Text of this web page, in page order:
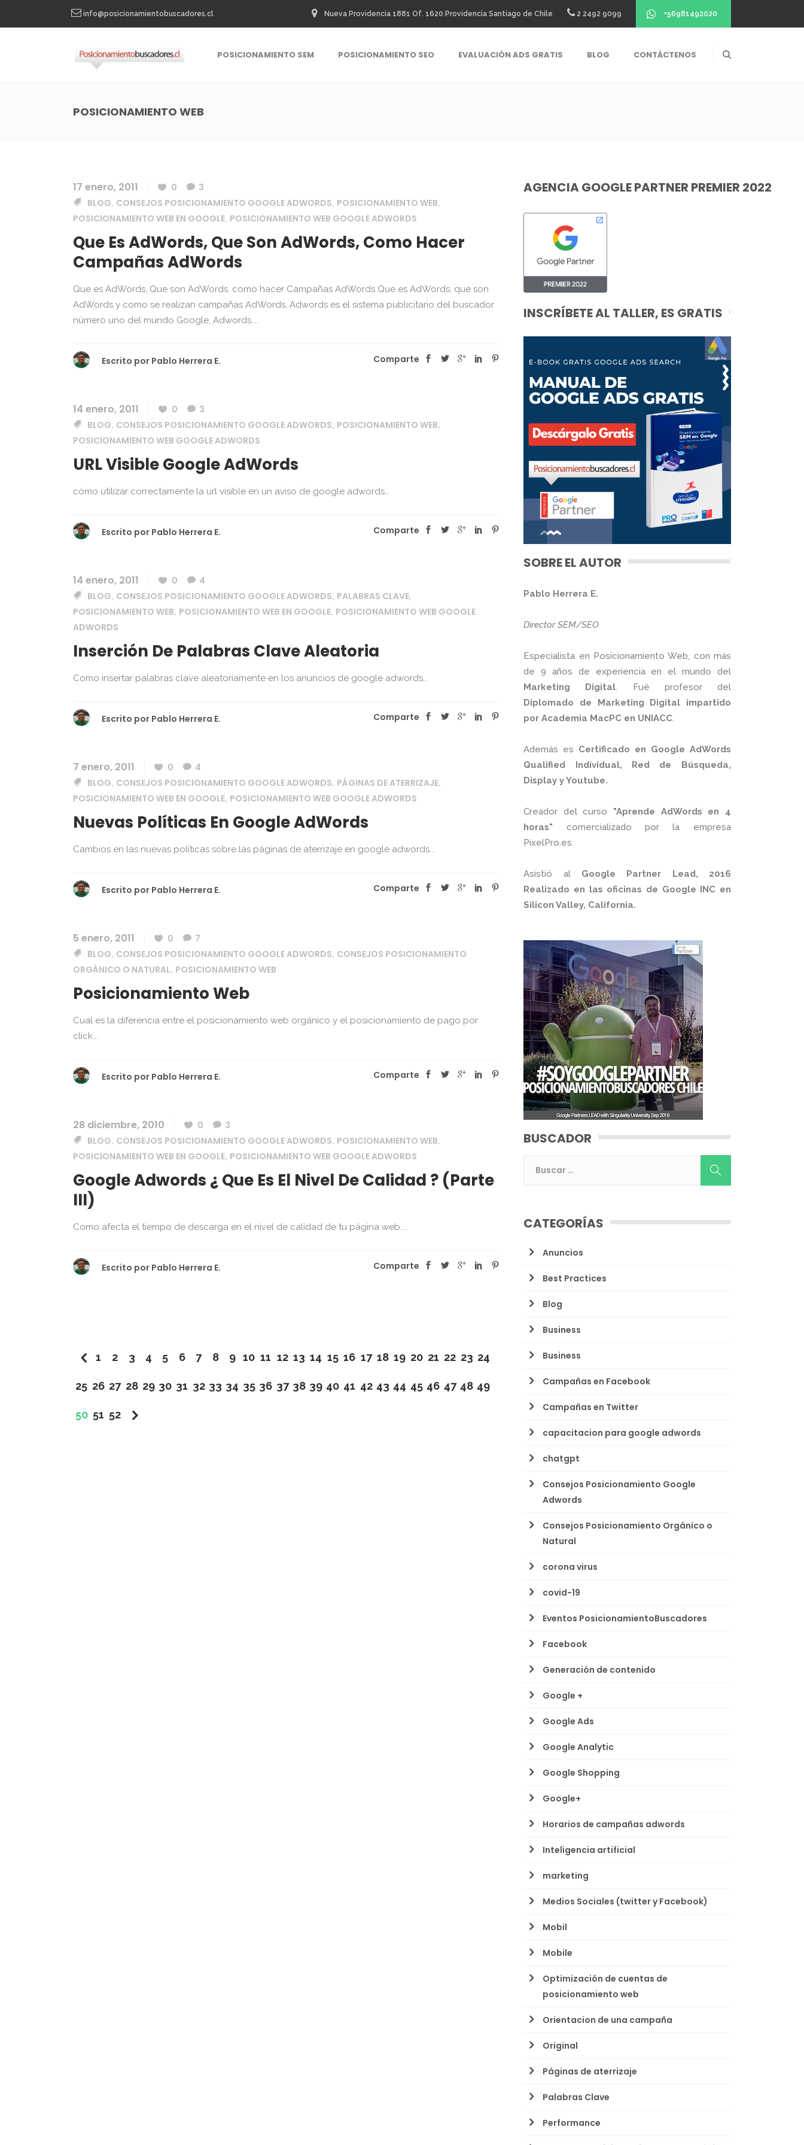
info@posicionamientobuscadores.cl Nueva Providencia 1881 Of. 1620 Providencia Santiago de Chile 2 2492 9099 +56981492020
POSICIONAMIENTO SEM POSICIONAMIENTO SEO EVALUACIÓN ADS GRATIS BLOG CONTÁCTENOS
POSICIONAMIENTO WEB
17 enero, 2011 0
3
BLOG, CONSEJOS POSICIONAMIENTO GOOGLE ADWORDS, POSICIONAMIENTO WEB,
POSICIONAMIENTO WEB EN GOOGLE, POSICIONAMIENTO WEB GOOGLE ADWORDS
Que Es AdWords, Que Son AdWords, Como Hacer
Campañas AdWords
Que es AdWords, Que son AdWords, como hacer Campañas AdWords Que es AdWords, que son
AdWords y como se realizan campañas AdWords, Adwords es el sistema publicitario del buscador
número uno del mundo Google, Adwords....
Escrito por Pablo Herrera E. Comparte
14 enero, 2011 0
3
BLOG, CONSEJOS POSICIONAMIENTO GOOGLE ADWORDS, POSICIONAMIENTO WEB,
POSICIONAMIENTO WEB GOOGLE ADWORDS
URL Visible Google AdWords
cómo utilizar correctamente la url visible en un aviso de google adwords...
Escrito por Pablo Herrera E. Comparte
14 enero, 2011 0
4
BLOG, CONSEJOS POSICIONAMIENTO GOOGLE ADWORDS, PALABRAS CLAVE,
POSICIONAMIENTO WEB, POSICIONAMIENTO WEB EN GOOGLE, POSICIONAMIENTO WEB GOOGLE
ADWORDS
Inserción De Palabras Clave Aleatoria
Como insertar palabras clave aleatoriamente en los anuncios de google adwords...
Escrito por Pablo Herrera E. Comparte
7 enero, 2011 0
4
BLOG, CONSEJOS POSICIONAMIENTO GOOGLE ADWORDS, PÁGINAS DE ATERRIZAJE,
POSICIONAMIENTO WEB EN GOOGLE, POSICIONAMIENTO WEB GOOGLE ADWORDS
Nuevas Políticas En Google AdWords
Cambios en las nuevas políticas sobre las páginas de aterrizaje en google adwords...
Escrito por Pablo Herrera E. Comparte
5 enero, 2011 0
7
BLOG, CONSEJOS POSICIONAMIENTO GOOGLE ADWORDS, CONSEJOS POSICIONAMIENTO
ORGÁNICO O NATURAL, POSICIONAMIENTO WEB
Posicionamiento Web
Cual es la diferencia entre el posicionamiento web orgánico y el posicionamiento de pago por
click...
Escrito por Pablo Herrera E. Comparte
28 diciembre, 2010 0
3
BLOG, CONSEJOS POSICIONAMIENTO GOOGLE ADWORDS, POSICIONAMIENTO WEB,
POSICIONAMIENTO WEB EN GOOGLE, POSICIONAMIENTO WEB GOOGLE ADWORDS
Google Adwords ¿ Que Es El Nivel De Calidad ? (Parte
III)
Como afecta el tiempo de descarga en el nivel de calidad de tu página web....
Escrito por Pablo Herrera E. Comparte
1 2 3 4 5 6 7 8 9 10 11 12 13 14 15 16 17 18 19 20 21 22 23 24
25 26 27 28 29 30 31 32 33 34 35 36 37 38 39 40 41 42 43 44 45 46 47 48 49
50 51 52
AGENCIA GOOGLE PARTNER PREMIER 2022
INSCRÍBETE AL TALLER, ES GRATIS
SOBRE EL AUTOR
Pablo Herrera E.
Director SEM/SEO
Especialista en Posicionamiento Web, con más
de 9 años de experiencia en el mundo del
Marketing Digital. Fué profesor del
Diplomado de Marketing Digital impartido
por Academia MacPC en UNIACC.
Además es Certificado en Google AdWords
Qualified Individual, Red de Búsqueda,
Display y Youtube.
Creador del curso "Aprende AdWords en 4
horas" comercializado por la empresa
PixelPro.es
Asistió al Google Partner Lead, 2016
Realizado en las oficinas de Google INC en
Silicon Valley, California.
BUSCADOR
CATEGORÍAS
Anuncios
Best Practices
Blog
Business
Business
Campañas en Facebook
Campañas en Twitter
capacitacion para google adwords
chatgpt
Consejos Posicionamiento Google
Adwords
Consejos Posicionamiento Orgánico o
Natural
corona virus
covid-19
Eventos PosicionamientoBuscadores
Facebook
Generación de contenido
Google +
Google Ads
Google Analytic
Google Shopping
Google+
Horarios de campañas adwords
Inteligencia artificial
marketing
Medios Sociales (twitter y Facebook)
Mobil
Mobile
Optimización de cuentas de
posicionamiento web
Orientacion de una campaña
Original
Páginas de aterrizaje
Palabras Clave
Performance